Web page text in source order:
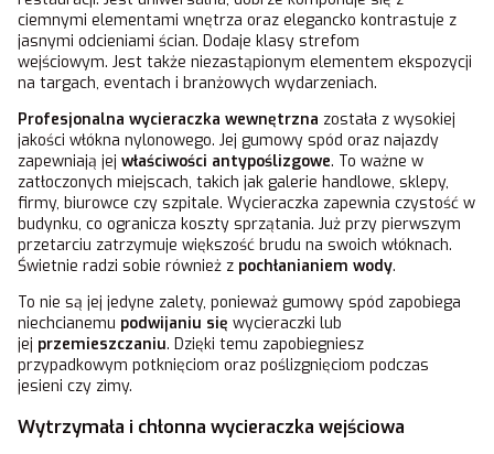
ciemnymi elementami wnętrza oraz elegancko kontrastuje z
jasnymi odcieniami ścian. Dodaje klasy strefom
wejściowym. Jest także niezastąpionym elementem ekspozycji
na targach, eventach i branżowych wydarzeniach.
Profesjonalna wycieraczka wewnętrzna została z wysokiej
jakości włókna nylonowego. Jej gumowy spód oraz najazdy
zapewniają jej właściwości antypoślizgowe. To ważne w
zatłoczonych miejscach, takich jak galerie handlowe, sklepy,
firmy, biurowce czy szpitale. Wycieraczka zapewnia czystość w
budynku, co ogranicza koszty sprzątania. Już przy pierwszym
przetarciu zatrzymuje większość brudu na swoich włóknach.
Świetnie radzi sobie również z pochłanianiem wody.
To nie są jej jedyne zalety, ponieważ gumowy spód zapobiega
niechcianemu podwijaniu się wycieraczki lub
jej przemieszczaniu. Dzięki temu zapobiegniesz
przypadkowym potknięciom oraz poślizgnięciom podczas
jesieni czy zimy.
Wytrzymała i chłonna wycieraczka wejściowa